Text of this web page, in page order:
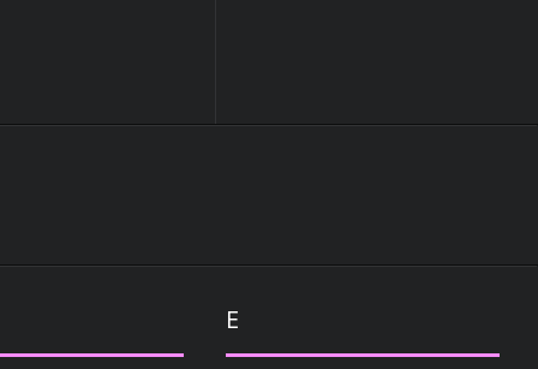
E